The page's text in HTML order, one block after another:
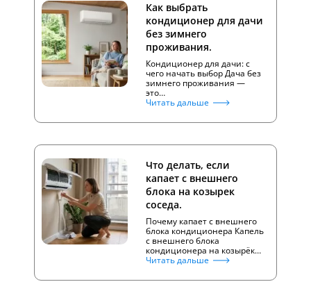
Как выбрать
кондиционер для дачи
без зимнего
проживания.
Кондиционер для дачи: с
чего начать выбор Дача без
зимнего проживания —
это…
Читать дальше
Что делать, если
капает с внешнего
блока на козырек
соседа.
Почему капает с внешнего
блока кондиционера Капель
с внешнего блока
кондиционера на козырёк…
Читать дальше